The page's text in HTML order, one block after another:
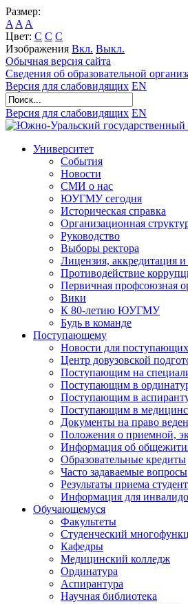
Размер:
A A A
Цвет: C C C
Изображения Вкл. Выкл.
Обычная версия сайта
Сведения об образовательной
Версия для слабовидящих EN
Версия для слабовидящих EN
Университет
События
Новости
СМИ о нас
ЮУГМУ сегодня
Историческая справка
Организационная
Руководство
Выборы ректора
Лицензия, аккредитация
Противодействие
Первичная профсоюзная
Вики
К 80-летию ЮУГМУ
Будь в команде
Поступающему
Новости для поступающих
Центр довузовской
Поступающим на
Поступающим в
Поступающим в
Поступающим в
Документы на право
Положения о приемной,
Информация об
Образовательные кредиты
Часто задаваемые вопросы
Результаты приема
Информация для
Обучающемуся
Факультеты
Студенческий
Кафедры
Медицинский колледж
Ординатура
Аспирантура
Научная библиотека